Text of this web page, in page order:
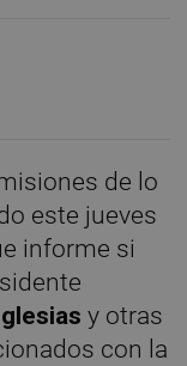
de lo
este jueves
informe si
y otras
con la